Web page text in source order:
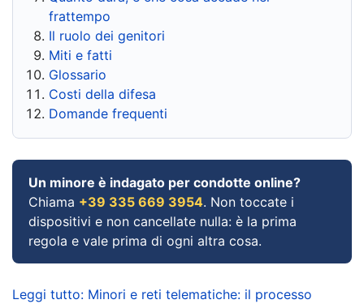
frattempo
Il ruolo dei genitori
Miti e fatti
Glossario
Costi della difesa
Domande frequenti
Un minore è indagato per condotte online?
Chiama +39 335 669 3954. Non toccate i
dispositivi e non cancellate nulla: è la prima
regola e vale prima di ogni altra cosa.
Leggi tutto: Minori e reti telematiche: il processo